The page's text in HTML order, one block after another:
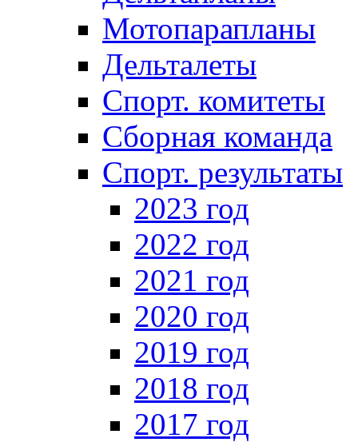
Мотопарапланы
Дельталеты
Спорт. комитеты
Сборная команда
Спорт. результаты
2023 год
2022 год
2021 год
2020 год
2019 год
2018 год
2017 год